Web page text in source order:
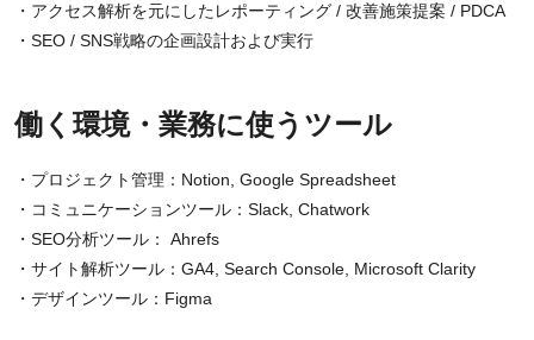
・アクセス解析を元にしたレポーティング / 改善施策提案 / PDCA
・SEO / SNS戦略の企画設計および実行
働く環境・業務に使うツール
・プロジェクト管理：Notion, Google Spreadsheet
・コミュニケーションツール：Slack, Chatwork
・SEO分析ツール： Ahrefs
・サイト解析ツール：GA4, Search Console, Microsoft Clarity
・デザインツール：Figma